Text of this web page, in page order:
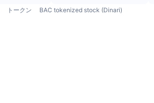
トークン BAC tokenized stock (Dinari)